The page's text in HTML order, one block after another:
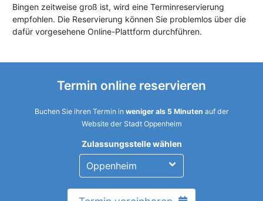
Bingen zeitweise groß ist, wird eine Terminreservierung
empfohlen. Die Reservierung können Sie problemlos über die
dafür vorgesehene Online-Plattform durchführen.
Termin online reservieren
Buchen Sie ihren Termin in weniger als 5 Minuten auf der
Website der Stadt Oppenheim
Zulassungsstelle wählen